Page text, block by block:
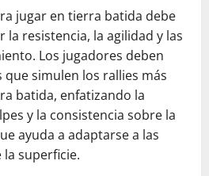
jugar en tierra batida debe
resistencia, la agilidad y las
Los jugadores deben
simulen los rallies más
batida, enfatizando la
y la consistencia sobre la
ayuda a adaptarse a las
la superficie.